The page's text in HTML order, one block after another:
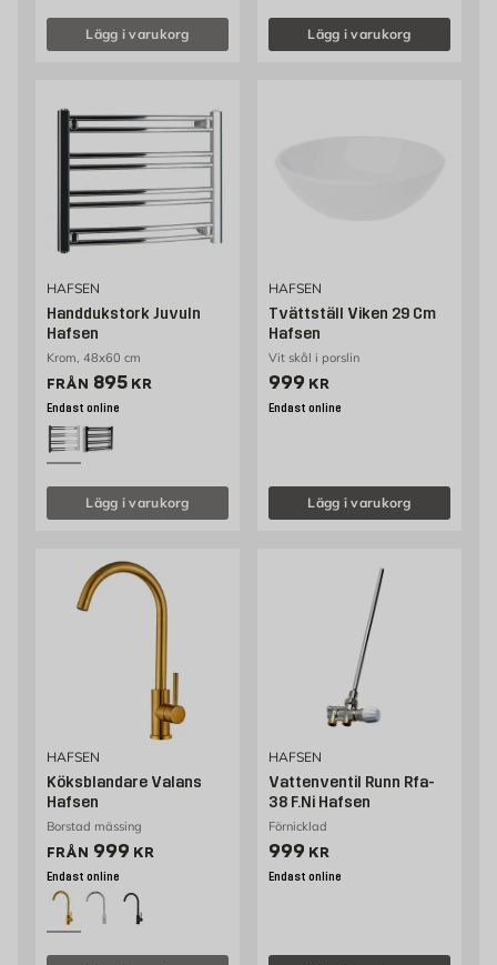
Lägg i varukorg Lägg i varukorg
HAFSEN
Handdukstork Juvuln
Hafsen
Krom, 48x60 cm
FRÅN Pris 895 kr
895 KR
Endast online
Lägg i varukorg
HAFSEN
Tvättställ Viken 29 Cm
Hafsen
Vit skål i porslin
Pris 999 kr
999 KR
Endast online
Lägg i varukorg
HAFSEN
Köksblandare Valans
Hafsen
Borstad mässing
FRÅN Pris 999 kr
999 KR
Endast online
HAFSEN
Vattenventil Runn Rfa-
38 F.Ni Hafsen
Förnicklad
Pris 999 kr
999 KR
Endast online